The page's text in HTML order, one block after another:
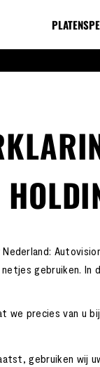
gebruiken. In
precies van u
gebruiken wij